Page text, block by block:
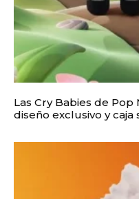
Las Cry Babies de
diseño exclusivo y caja